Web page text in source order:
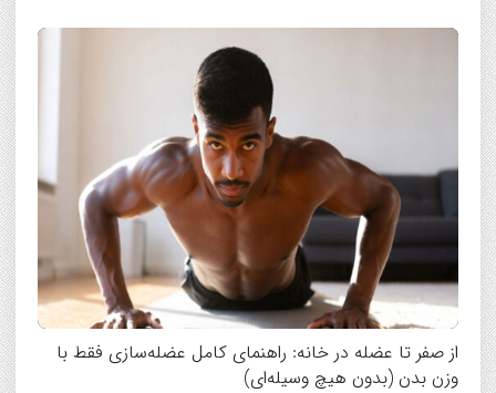
از صفر تا عضله در خانه: راهنمای کامل عضله‌سازی فقط با
وزن بدن (بدون هیچ وسیله‌ای)